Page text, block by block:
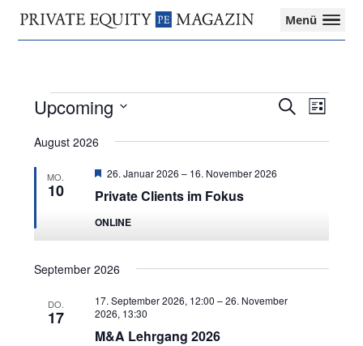
Private
Equity
Das
Private
Branche
Investment
Funds
M&A
Tax
Menü
Events
Events
Search
and
Navigation
SearchEvent
List
Upcoming
date.
August 2026
MO.
10 Private Clients im Fokus
Featured
26. Januar 2026 – 16. November 2026
ONLINE
September 2026
DO.
17
M&A Lehrgang 2026
17. September 2026, 12:00 –26. November
2026, 13:30